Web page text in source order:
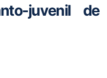
juvenil de